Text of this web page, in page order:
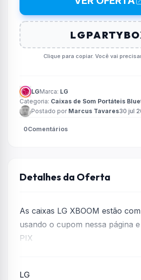
Clique para copiar. Você vai
LGMarca: LG
Categoria: Caixas de Som Portáteis
Postado por Marcus Tavares30 jul
0Comentários
Detalhes da Oferta
As caixas LG XBOOM estão
usando o cupom nessa página
PIX
LG